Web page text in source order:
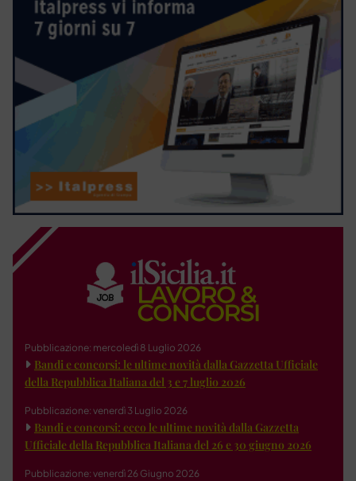
Pubblicazione: mercoledì 8 Luglio 2026
Bandi e concorsi: le ultime novità dalla Gazzetta Ufficiale
della Repubblica Italiana del 3 e 7 luglio 2026
Pubblicazione: venerdì 3 Luglio 2026
Bandi e concorsi: ecco le ultime novità dalla Gazzetta
Ufficiale della Repubblica Italiana del 26 e 30 giugno 2026
Pubblicazione: venerdì 26 Giugno 2026